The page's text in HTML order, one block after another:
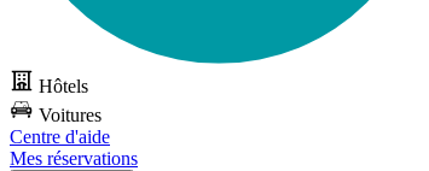
Hôtels
Voitures
Centre d'aide
Mes réservations